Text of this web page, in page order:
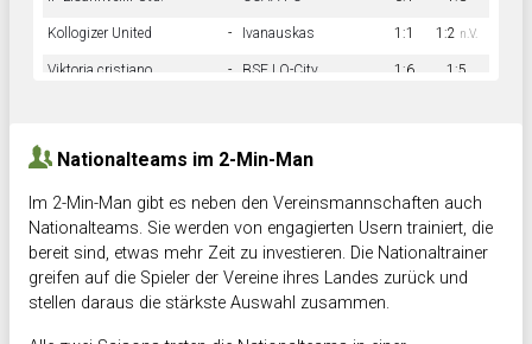
Kollogizer United - Ivanauskas 1:1 1:2 n.V.
Viktoria cristiano - BSF LO-City 1:6 1:5
Nationalteams im 2-Min-Man
Im 2-Min-Man gibt es neben den Vereinsmannschaften auch
Nationalteams. Sie werden von engagierten Usern trainiert, die
bereit sind, etwas mehr Zeit zu investieren. Die Nationaltrainer
greifen auf die Spieler der Vereine ihres Landes zurück und
stellen daraus die stärkste Auswahl zusammen.